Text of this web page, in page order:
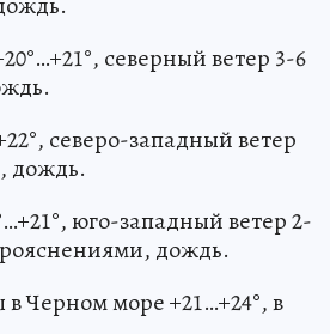
северный ветер 3-6
северо-западный ветер
дождь.
юго-западный ветер 2-
дождь.
Черном море +21…+24°, в